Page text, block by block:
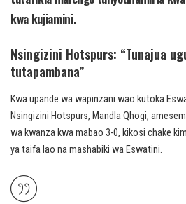
kwa kujiamini.
Nsingizini Hotspurs: “Tunajua
tutapambana”
Kwa upande wa wapinzani wao kutoka
Nsingizini Hotspurs, Mandla Qhogi,
wa kwanza kwa mabao 3-0, kikosi chake
ya taifa lao na mashabiki wa Eswatini.